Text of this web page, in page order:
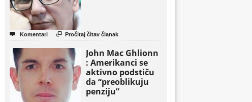
 Komentari  Pročitaj čitav članak
John Mac Ghlionn
: Amerikanci se
aktivno podstiču
da “preoblikuju
penziju”